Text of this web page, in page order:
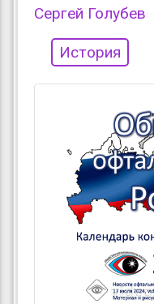
Сергей Голубев
История